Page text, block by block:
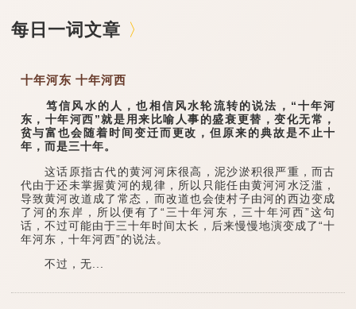
每日一词文章
十年河东 十年河西
笃信风水的人，也相信风水轮流转的说法，“十年河
东，十年河西”就是用来比喻人事的盛衰更替，变化无常，
贫与富也会随着时间变迁而更改，但原来的典故是不止十
年，而是三十年。
这话原指古代的黄河河床很高，泥沙淤积很严重，而古
代由于还未掌握黄河的规律，所以只能任由黄河河水泛滥，
导致黄河改道成了常态，而改道也会使村子由河的西边变成
了河的东岸，所以便有了“三十年河东，三十年河西”这句
话，不过可能由于三十年时间太长，后来慢慢地演变成了“十
年河东，十年河西”的说法。
不过，无...